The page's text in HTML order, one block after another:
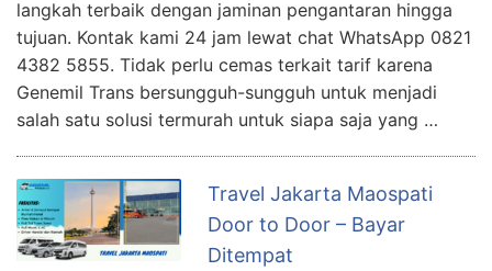
langkah terbaik dengan jaminan pengantaran hingga
tujuan. Kontak kami 24 jam lewat chat WhatsApp 0821
4382 5855. Tidak perlu cemas terkait tarif karena
Genemil Trans bersungguh-sungguh untuk menjadi
salah satu solusi termurah untuk siapa saja yang …
Travel Jakarta Maospati
Door to Door – Bayar
Ditempat